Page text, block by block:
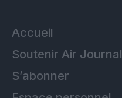
Accueil
Soutenir Air Journal
S’abonner